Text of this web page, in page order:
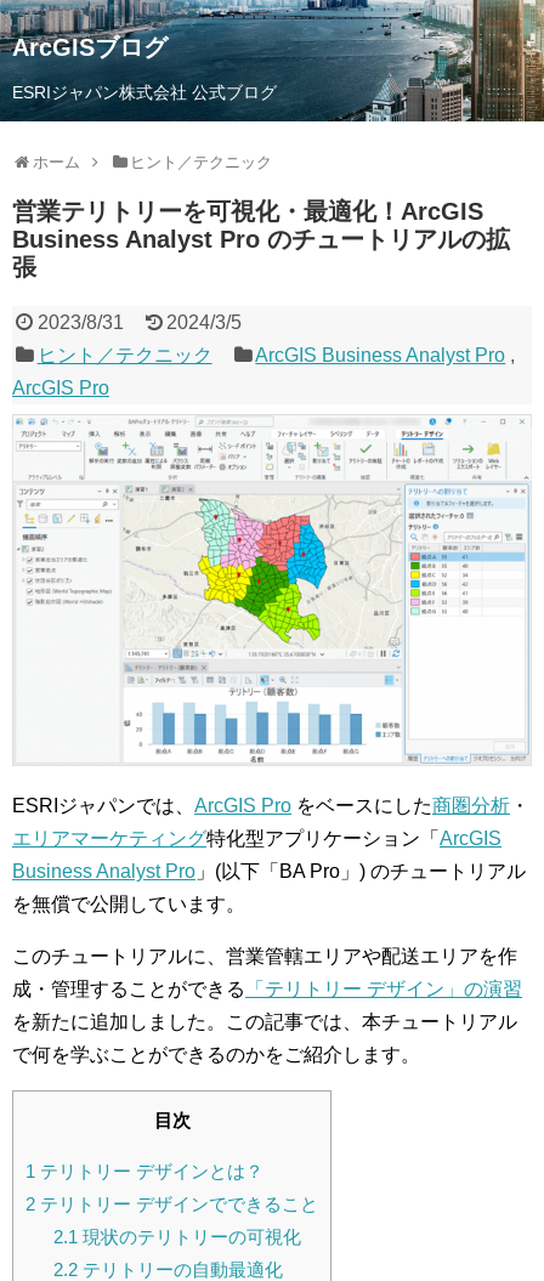
ArcGISブログ
ESRIジャパン株式会社 公式ブログ
ホーム ヒント／テクニック
営業テリトリーを可視化・最適化！ArcGIS
Business Analyst Pro のチュートリアルの拡
張
2023/8/31
2024/3/5
ヒント／テクニック
ArcGIS Business Analyst Pro ,
ArcGIS Pro
ESRIジャパンでは、 ArcGIS Pro をベースにした商圏分析 ・
エリアマーケティング特化型アプリケーション「 ArcGIS
Business Analyst Pro 」(以下「BA Pro」) のチュートリアル
を無償で公開しています。
このチュートリアルに、営業管轄エリアや配送エリアを作
成・管理することができる
「テリトリー デザイン」の演習
を新たに追加しました。この記事では、本チュートリアル
で何を学ぶことができるのかをご紹介します。
目次
1 テリトリー デザインとは？
2 テリトリー デザインでできること
2.1 現状のテリトリーの可視化
2.2テリトリーの自動最適化